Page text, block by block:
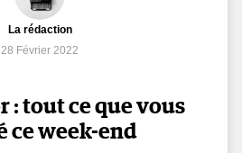
La rédaction
28 Février 2022
: tout ce que vous
ce week-end